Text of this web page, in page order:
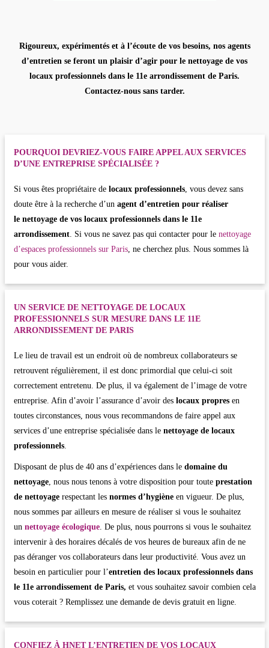
Rigoureux, expérimentés et à l’écoute de vos besoins, nos agents
d’entretien se feront un plaisir d’agir pour le nettoyage de vos
locaux professionnels dans le 11e arrondissement de Paris.
Contactez-nous sans tarder.
POURQUOI DEVRIEZ-VOUS FAIRE APPEL AUX SERVICES
D’UNE ENTREPRISE SPÉCIALISÉE ?
Si vous êtes propriétaire de locaux professionnels, vous devez sans
doute être à la recherche d’un agent d’entretien pour réaliser
le nettoyage de vos locaux professionnels dans le 11e
arrondissement. Si vous ne savez pas qui contacter pour le nettoyage
d’espaces professionnels sur Paris, ne cherchez plus. Nous sommes là
pour vous aider.
UN SERVICE DE NETTOYAGE DE LOCAUX
PROFESSIONNELS SUR MESURE DANS LE 11E
ARRONDISSEMENT DE PARIS
Le lieu de travail est un endroit où de nombreux collaborateurs se
retrouvent régulièrement, il est donc primordial que celui-ci soit
correctement entretenu. De plus, il va également de l’image de votre
entreprise. Afin d’avoir l’assurance d’avoir des locaux propresen
toutes circonstances, nous vous recommandons de faire appel aux
services d’une entreprise spécialisée dans le nettoyage de locaux
professionnels.
Disposant de plus de 40 ans d’expériences dans le domaine du
nettoyage, nous nous tenons à votre disposition pour toute prestation
de nettoyagerespectant les normes d’hygièneen vigueur. De plus,
nous sommes par ailleurs en mesure de réaliser si vous le souhaitez
un nettoyage écologique. De plus, nous pourrons si vous le souhaitez
intervenir à des horaires décalés de vos heures de bureaux afin de ne
pas déranger vos collaborateurs dans leur productivité. Vous avez un
besoin en particulier pour l’entretien des locaux professionnels dans
le 11e arrondissement de Paris, et vous souhaitez savoir combien cela
vous coterait ? Remplissez une demande de devis gratuit en ligne.
CONFIEZ À HNET L’ENTRETIEN DE VOS LOCAUX